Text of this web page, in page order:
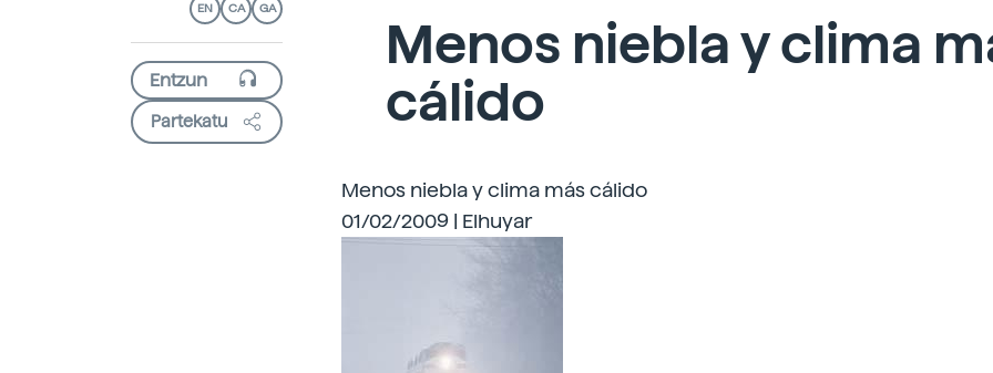
EN CA GA
Partekatu
Menos niebla y clima
cálido
Menos niebla y clima más cálido
01/02/2009 | Elhuyar